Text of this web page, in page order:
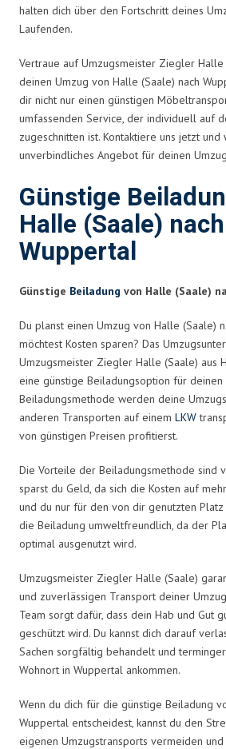
halten dich über den Fortschritt deines
Laufenden.
Vertraue auf Umzugsmeister Ziegler Halle
deinen Umzug von Halle (Saale) nach
dir nicht nur einen günstigen
umfassenden Service, der individuell auf
zugeschnitten ist. Kontaktiere uns jetzt
unverbindliches Angebot für deinen
Günstige
Halle (Saale) nach
Wuppertal
Günstige Beiladung von Halle (Saale)
Du planst einen Umzug von Halle (Saale)
möchtest Kosten sparen? Das
Umzugsmeister Ziegler Halle (Saale) aus
eine günstige Beiladungsoption für deinen
Beiladungsmethode werden deine
anderen Transporten auf einem LKW
von günstigen Preisen profitierst.
Die Vorteile der Beiladungsmethode sind
sparst du Geld, da sich die Kosten auf
und du nur für den von dir genutzten
die Beiladung umweltfreundlich, da der
optimal ausgenutzt wird.
Umzugsmeister Ziegler Halle (Saale)
und zuverlässigen Transport deiner
Team sorgt dafür, dass dein Hab und Gut
geschützt wird. Du kannst dich darauf
Sachen sorgfältig behandelt und
Wohnort in Wuppertal ankommen.
Wenn du dich für die günstige Beiladung
Wuppertal entscheidest, kannst du den
eigenen Umzugstransports vermeiden